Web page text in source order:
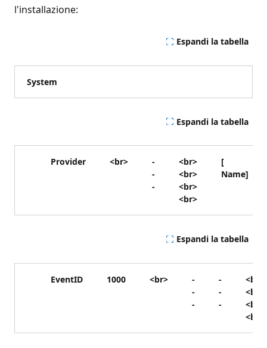
l'installazione:
Espandi la tabella
System
Espandi la tabella
Provider <br>
-
-
-
<br>
<br>
<br>
<br>
[
Name]
Espandi la tabella
EventID 1000 <br>
-
-
-
-
-
-
<br>
<br>
<br>
<br>